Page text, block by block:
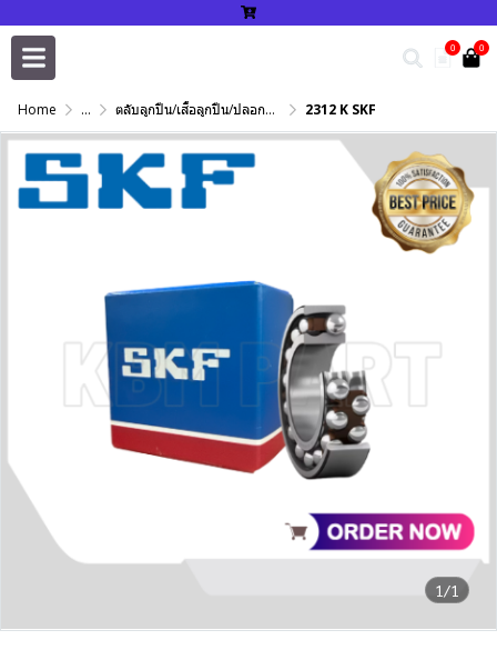
0 0
Home ... ตลับลูกปืน/เสื้อลูกปืน/ปลอกปรับเพลา/แหวนกำหนด/เพลาฮาร์ดโครม 2312 K SKF
1/1